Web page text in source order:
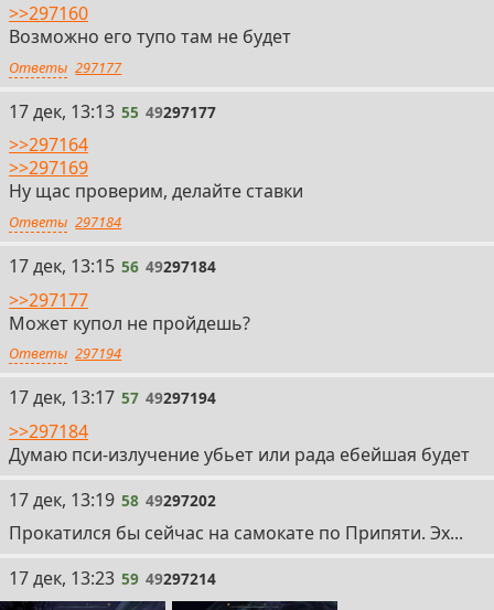
>>297160
Возможно его тупо там не будет
Ответы 297177
55
17 дек, 13:13 55 49297177
>>297164
>>297169
Ну щас проверим, делайте ставки
Ответы 297184
56
17 дек, 13:15 56 49297184
>>297177
Может купол не пройдешь?
Ответы 297194
57
17 дек, 13:17 57 49297194
>>297184
Думаю пси-излучение убьет или рада ебейшая будет
58
17 дек, 13:19 58 49297202
Прокатился бы сейчас на самокате по Припяти. Эх...
59
17 дек, 13:23 59 49297214